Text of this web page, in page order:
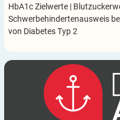
HbA1c Zielwerte |
Schwerbehindertenausweis
von Diabetes Typ 2